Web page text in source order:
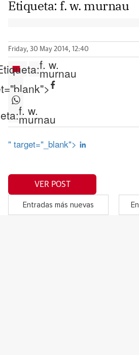
Etiqueta: f. w. murnau
Friday, 30 May 2014, 12:40
f. w.
murnau
f. w.
murnau
" target="_blank">
VER POST
Entradas más nuevas